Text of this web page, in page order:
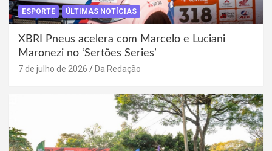
ESPORTE ÚLTIMAS NOTÍCIAS
XBRI Pneus acelera com Marcelo e Luciani
Maronezi no ‘Sertões Series’
7 de julho de 2026 Da Redação